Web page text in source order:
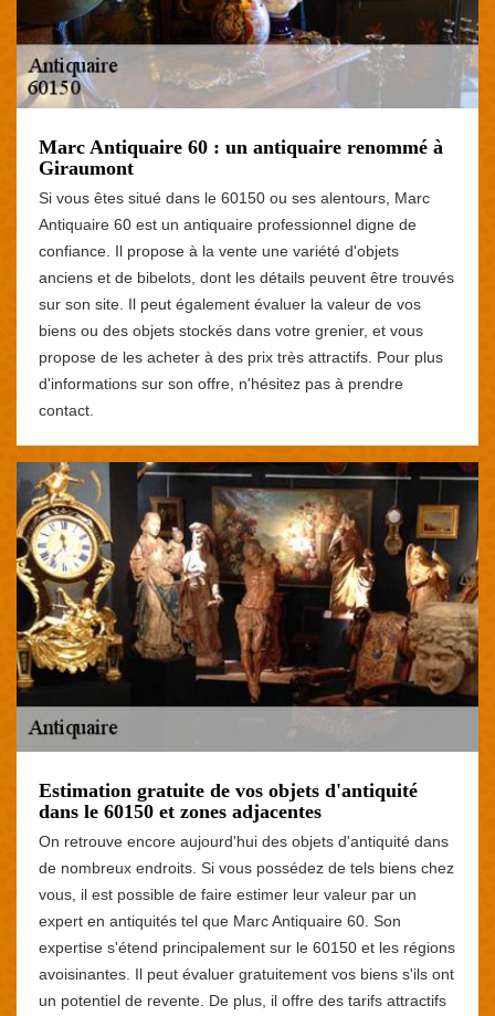
Marc Antiquaire 60 : un antiquaire renommé à
Giraumont
Si vous êtes situé dans le 60150 ou ses alentours, Marc
Antiquaire 60 est un antiquaire professionnel digne de
confiance. Il propose à la vente une variété d'objets
anciens et de bibelots, dont les détails peuvent être trouvés
sur son site. Il peut également évaluer la valeur de vos
biens ou des objets stockés dans votre grenier, et vous
propose de les acheter à des prix très attractifs. Pour plus
d'informations sur son offre, n'hésitez pas à prendre
contact.
Estimation gratuite de vos objets d'antiquité
dans le 60150 et zones adjacentes
On retrouve encore aujourd'hui des objets d'antiquité dans
de nombreux endroits. Si vous possédez de tels biens chez
vous, il est possible de faire estimer leur valeur par un
expert en antiquités tel que Marc Antiquaire 60. Son
expertise s'étend principalement sur le 60150 et les régions
avoisinantes. Il peut évaluer gratuitement vos biens s'ils ont
un potentiel de revente. De plus, il offre des tarifs attractifs